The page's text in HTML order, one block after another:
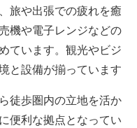
旅や出張での疲れを癒
機や電子レンジなどの
ています。観光やビジ
と設備が揃っています
徒歩圏内の立地を活か
便利な拠点となってい